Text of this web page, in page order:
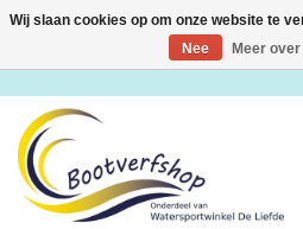
Toggle
Wij slaan cookies op om onze website te
Nee
Meer